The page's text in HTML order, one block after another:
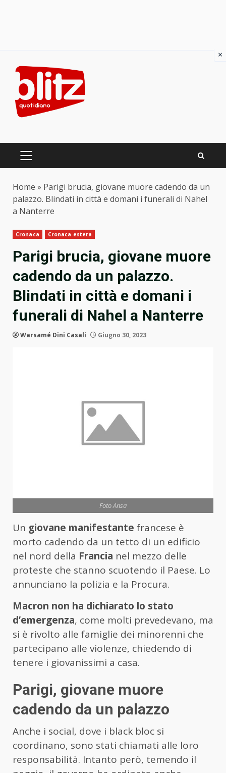
content
PRIMARY
Home » Parigi brucia, giovane muore cadendo da un
palazzo. Blindati in città e domani i funerali di Nahel
a Nanterre
Cronaca Cronaca estera
Parigi brucia, giovane muore
cadendo da un palazzo.
Blindati in città e domani i
funerali di Nahel a Nanterre
Warsamé Dini Casali Giugno 30, 2023
Foto Ansa
Un giovane manifestante francese è
morto cadendo da un tetto di un edificio
nel nord della Francia nel mezzo delle
proteste che stanno scuotendo il Paese. Lo
annunciano la polizia e la Procura.
Macron non ha dichiarato lo stato
d’emergenza, come molti prevedevano, ma
si è rivolto alle famiglie dei minorenni che
partecipano alle violenze, chiedendo di
tenere i giovanissimi a casa.
Parigi, giovane muore
cadendo da un palazzo
Anche i social, dove i black bloc si
coordinano, sono stati chiamati alle loro
responsabilità. Intanto però, temendo il
×